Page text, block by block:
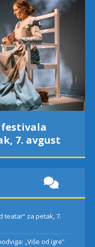
7. avgust
teatar“ za petak, 7.
„Više od igre”